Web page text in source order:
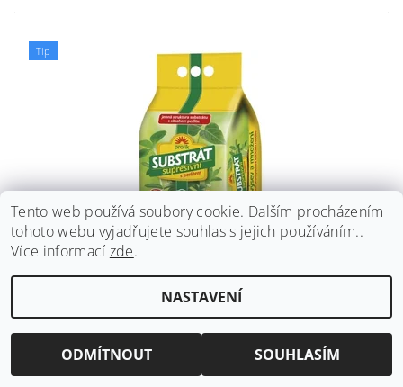
Tip
od89 Kč
od 11,93 Kč / 1 l
DETAIL
Tento web používá soubory cookie. Dalším procházením
tohoto webu vyjadřujete souhlas s jejich používáním..
Více informací zde.
NASTAVENÍ
ODMÍTNOUT SOUHLASÍM